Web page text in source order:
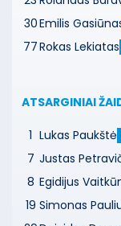
30Emilis
77Rokas Lekiatas
ATSARGINIAI
1 Lukas Paukštė
7 Justas
8 Egidijus
19 Simonas